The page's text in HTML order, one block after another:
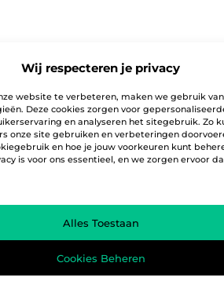
Wij respecteren je privacy
website te verbeteren, maken we gebruik
Deze cookies zorgen voor
en analyseren het sitegebruik. Zo
onze site gebruiken en verbeteringen
en hoe je jouw voorkeuren kunt
is voor ons essentieel, en we zorgen ervoor
Alles Toestaan
Cookies Beheren